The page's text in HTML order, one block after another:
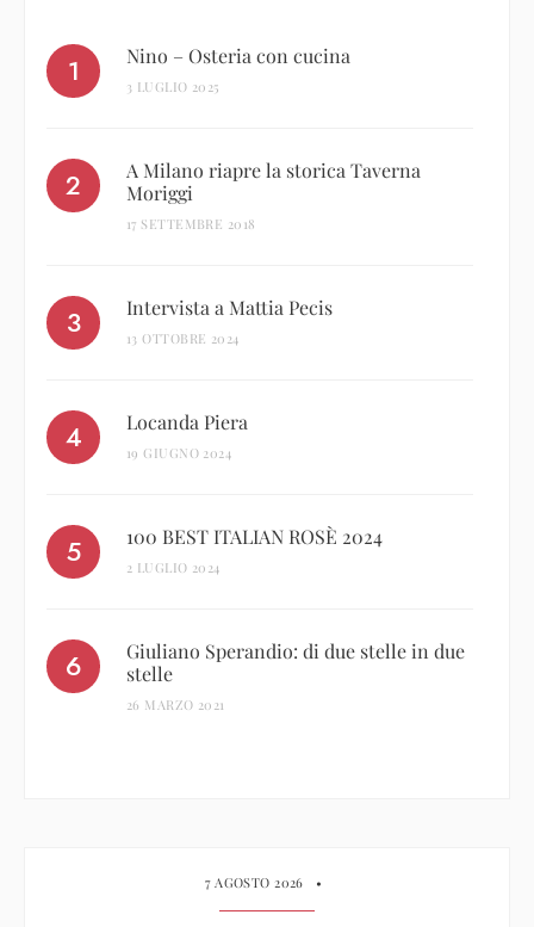
Nino – Osteria con cucina
3 LUGLIO 2025
A Milano riapre la storica Taverna
Moriggi
17 SETTEMBRE 2018
Intervista a Mattia Pecis
13 OTTOBRE 2024
Locanda Piera
19 GIUGNO 2024
100 BEST ITALIAN ROSÈ 2024
2 LUGLIO 2024
Giuliano Sperandio: di due stelle in due
stelle
26 MARZO 2021
7 AGOSTO 2026 •